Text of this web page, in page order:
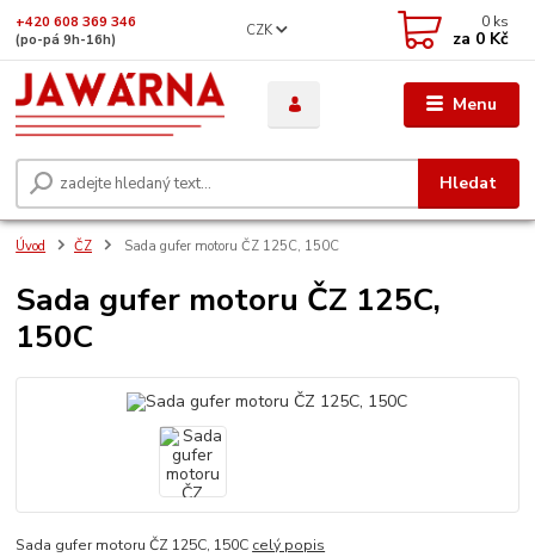
Menu
CZK
Hledat
+420 608 369 346
(po-pá 9h-16h)
0 ks
za 0 Kč
Úvod ČZ Sada gufer motoru ČZ 125C, 150C
Sada gufer motoru ČZ 125C,
150C
Sada gufer motoru ČZ 125C, 150C celý popis